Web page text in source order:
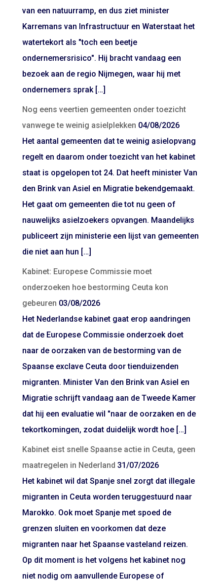
van een natuurramp, en dus ziet minister
Karremans van Infrastructuur en Waterstaat het
watertekort als "toch een beetje
ondernemersrisico". Hij bracht vandaag een
bezoek aan de regio Nijmegen, waar hij met
ondernemers sprak […]
Nog eens veertien gemeenten onder toezicht
vanwege te weinig asielplekken 04/08/2026
Het aantal gemeenten dat te weinig asielopvang
regelt en daarom onder toezicht van het kabinet
staat is opgelopen tot 24. Dat heeft minister Van
den Brink van Asiel en Migratie bekendgemaakt.
Het gaat om gemeenten die tot nu geen of
nauwelijks asielzoekers opvangen. Maandelijks
publiceert zijn ministerie een lijst van gemeenten
die niet aan hun […]
Kabinet: Europese Commissie moet
onderzoeken hoe bestorming Ceuta kon
gebeuren 03/08/2026
Het Nederlandse kabinet gaat erop aandringen
dat de Europese Commissie onderzoek doet
naar de oorzaken van de bestorming van de
Spaanse exclave Ceuta door tienduizenden
migranten. Minister Van den Brink van Asiel en
Migratie schrijft vandaag aan de Tweede Kamer
dat hij een evaluatie wil "naar de oorzaken en de
tekortkomingen, zodat duidelijk wordt hoe […]
Kabinet eist snelle Spaanse actie in Ceuta, geen
maatregelen in Nederland 31/07/2026
Het kabinet wil dat Spanje snel zorgt dat illegale
migranten in Ceuta worden teruggestuurd naar
Marokko. Ook moet Spanje met spoed de
grenzen sluiten en voorkomen dat deze
migranten naar het Spaanse vasteland reizen.
Op dit moment is het volgens het kabinet nog
niet nodig om aanvullende Europese of